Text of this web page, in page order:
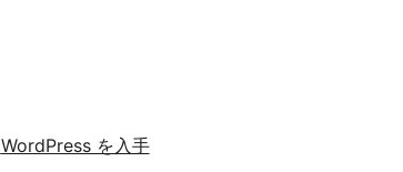
WordPress を入手